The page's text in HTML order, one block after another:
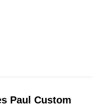
Paul Custom